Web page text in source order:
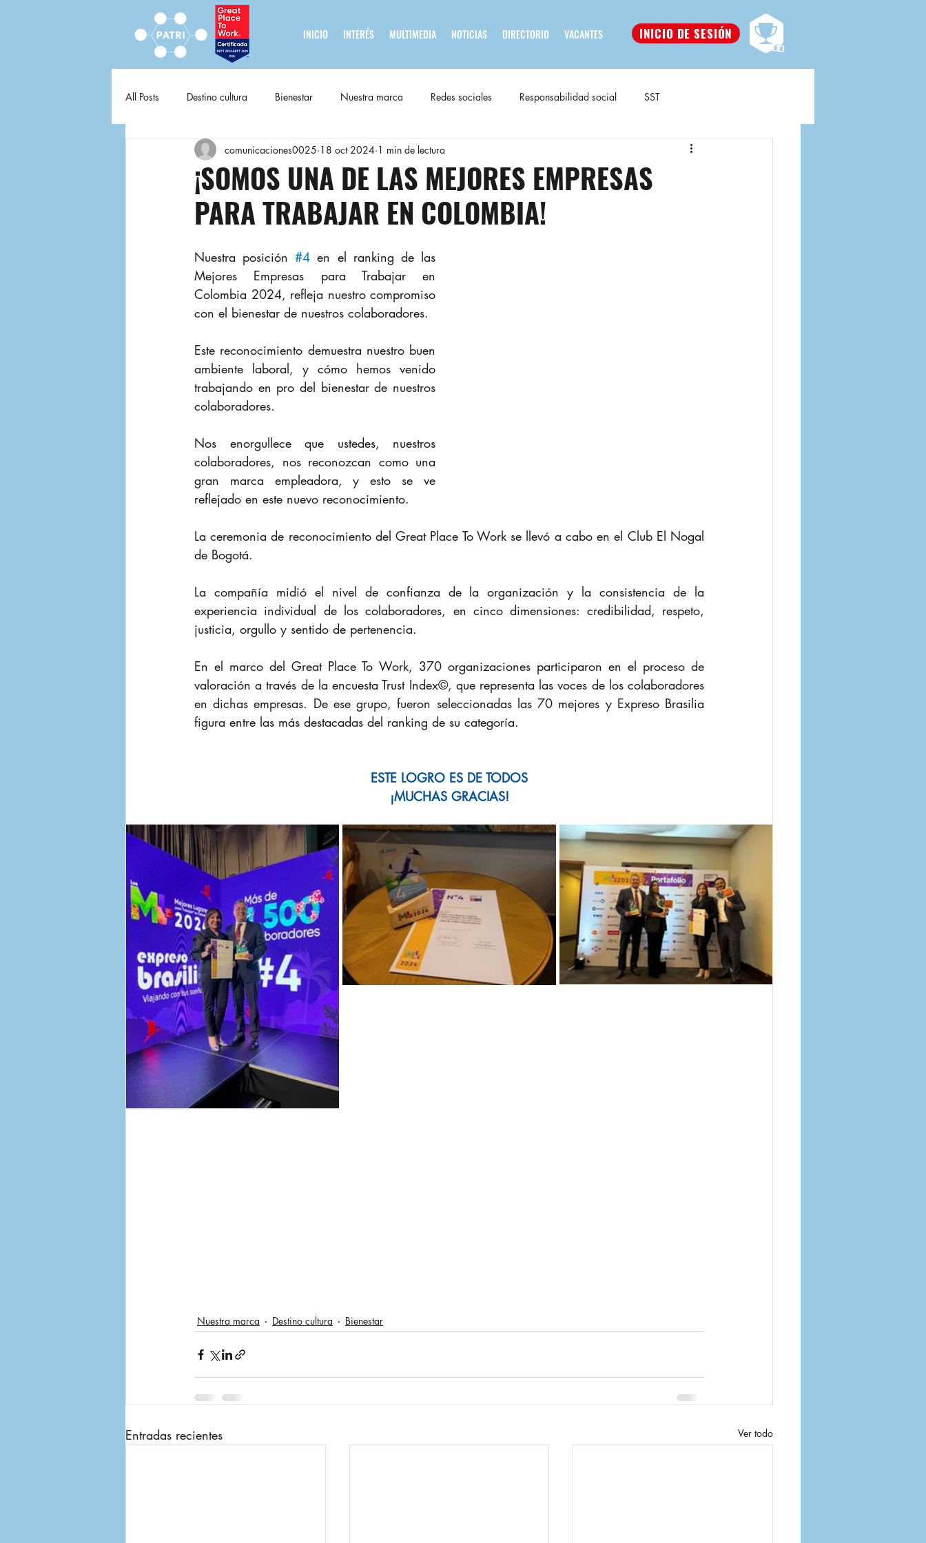
INICIO INTERÉS MULTIMEDIA NOTICIAS DIRECTORIO VACANTES INICIO DE SESIÓN
All Posts Destino cultura Bienestar Nuestra marca Redes sociales Responsabilidad social SST
Destino cultura fija
¡SOMOS UNA DE LAS MEJORES EMPRESAS
PARA TRABAJAR EN COLOMBIA!
comunicaciones0025 18 oct 2024 1 min de lectura
Nuestra posición #4 en el ranking de las
Mejores Empresas para Trabajar en
Colombia 2024, refleja nuestro compromiso
con el bienestar de nuestros colaboradores.
Este reconocimiento demuestra nuestro buen
ambiente laboral, y cómo hemos venido
trabajando en pro del bienestar de nuestros
colaboradores.
Nos enorgullece que ustedes, nuestros
colaboradores, nos reconozcan como una
gran marca empleadora, y esto se ve
reflejado en este nuevo reconocimiento.
La ceremonia de reconocimiento del Great Place To Work se llevó a cabo en el Club El Nogal
de Bogotá.
La compañía midió el nivel de confianza de la organización y la consistencia de la
experiencia individual de los colaboradores, en cinco dimensiones: credibilidad, respeto,
justicia, orgullo y sentido de pertenencia.
En el marco del Great Place To Work, 370 organizaciones participaron en el proceso de
valoración a través de la encuesta Trust Index©, que representa las voces de los colaboradores
en dichas empresas. De ese grupo, fueron seleccionadas las 70 mejores y Expreso Brasilia
figura entre las más destacadas del ranking de su categoría.
ESTE LOGRO ES DE TODOS
¡MUCHAS GRACIAS!
Nuestra marca Destino cultura Bienestar
Entradas recientes Ver todo